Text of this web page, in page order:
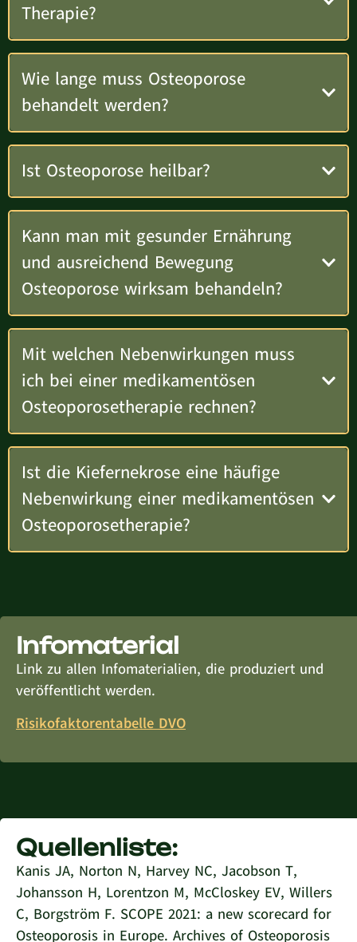
Therapie?
Wie lange muss Osteoporose
behandelt werden?
Ist Osteoporose heilbar?
Kann man mit gesunder Ernährung
und ausreichend Bewegung
Osteoporose wirksam behandeln?
Mit welchen Nebenwirkungen muss
ich bei einer medikamentösen
Osteoporosetherapie rechnen?
Ist die Kiefernekrose eine häufige
Nebenwirkung einer medikamentösen
Osteoporosetherapie?
Infomaterial
Link zu allen Infomaterialien, die produziert und
veröffentlicht werden.
Risikofaktorentabelle DVO
Quellenliste:
Kanis JA, Norton N, Harvey NC, Jacobson T,
Johansson H, Lorentzon M, McCloskey EV, Willers
C, Borgström F. SCOPE 2021: a new scorecard for
Osteoporosis in Europe. Archives of Osteoporosis